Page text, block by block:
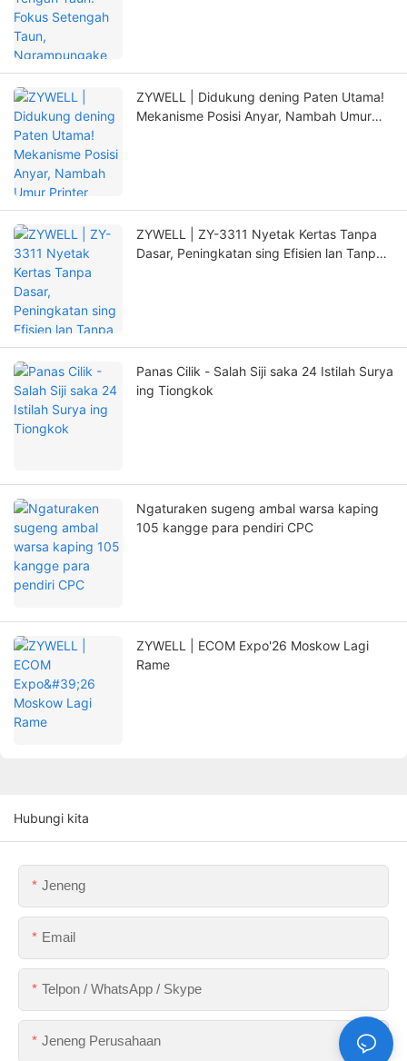
ZYWELL | Didukung dening Paten Utama!
Mekanisme Posisi Anyar, Nambah Umur
ZYWELL | ZY-3311 Nyetak Kertas Tanpa
Dasar, Peningkatan sing Efisien lan Tanpa
Panas Cilik - Salah Siji saka 24 Istilah Surya
ing Tiongkok
Ngaturaken sugeng ambal warsa kaping
105 kangge para pendiri CPC
ZYWELL | ECOM Expo'26 Moskow Lagi
Rame
Hubungi kita
Jeneng
Email
Telpon / WhatsApp / Skype
Jeneng Perusahaan